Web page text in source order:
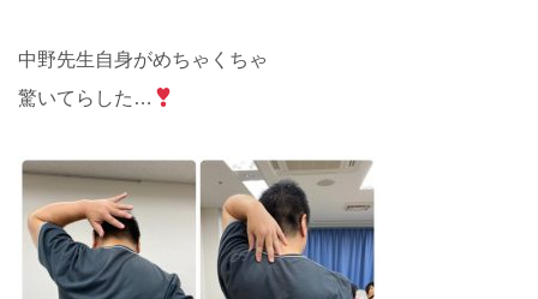
中野先生自身がめちゃくちゃ
驚いてらした …